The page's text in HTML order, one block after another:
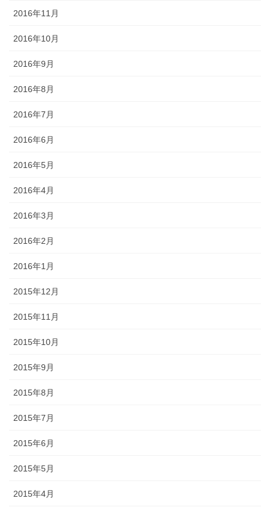
2016年11月
2016年10月
2016年9月
2016年8月
2016年7月
2016年6月
2016年5月
2016年4月
2016年3月
2016年2月
2016年1月
2015年12月
2015年11月
2015年10月
2015年9月
2015年8月
2015年7月
2015年6月
2015年5月
2015年4月